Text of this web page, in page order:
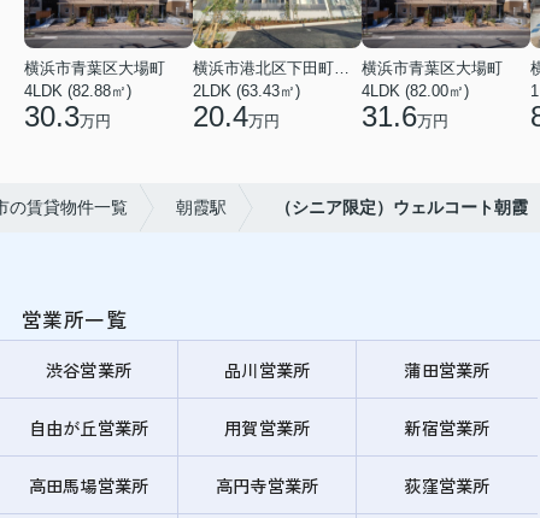
横浜市青葉区大場町
4LDK (82.88㎡)
30.3万円
2LDK (63.43㎡)
20.4万円
横浜市青葉区大場町
4LDK (82.00㎡)
31.6万円
の賃貸物件一覧 朝霞駅 （シニア限定）ウェルコート朝霞
営業所一覧
渋谷営業所 品川営業所 蒲田営業所
自由が丘営業所 用賀営業所 新宿営業所
高田馬場営業所 高円寺営業所 荻窪営業所